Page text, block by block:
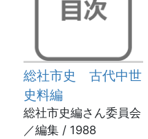
総社市史 古代中世
史料編
総社市史編さん委員会
／編集 / 1988